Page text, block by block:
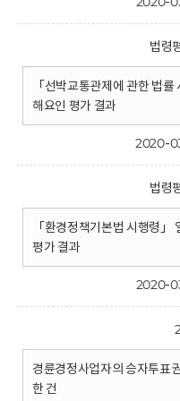
법령
「선박교통관제에 관한 법
해요인 평가 결과
2020-
법령
「환경정책기본법 시행령
평가 결과
2020-
경륜경정사업자의 승자투표
한 건